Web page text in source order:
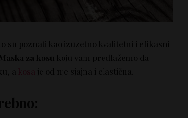
su poznati kao izuzetno kvalitetni i efikasni
Maska za kosu koju vam predlažemo da
a kosa je od nje sjajna i elastična.